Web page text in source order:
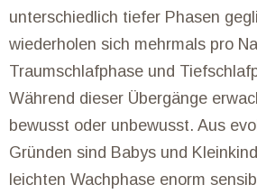
unterschiedlich tiefer Phasen
wiederholen sich mehrmals pro
Traumschlafphase und
Während dieser Übergänge
bewusst oder unbewusst. Aus
Gründen sind Babys und
leichten Wachphase enorm